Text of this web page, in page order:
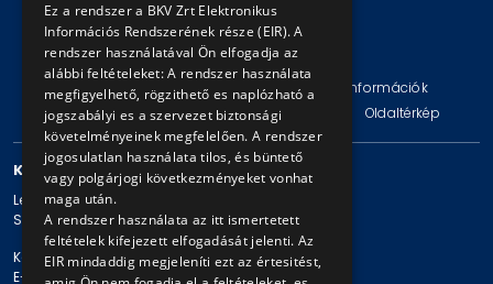
© Copyright 2026 BKV Zrt.
Impresszum Jogi nyilatkozat Technikai információk
Adatvédelmi politika és tájékoztatások
Oldaltérkép
KAPCSOLAT
Levelezési cím: 1980 Budapest, Pf. 11.
Székhely: 1980 Budapest, Akácfa u. 15.
Központi telefonszám: + 36 1 461-65-00
E-mail cím: bkv@bkv.hu
Ez a rendszer a BKV Zrt Elektronikus
Információs Rendszerének része (EIR). A
rendszer használatával Ön elfogadja az
alábbi feltételeket: A rendszer használata
megfigyelhető, rögzithető es naplózható a
jogszabályi es a szervezet biztonsági
követelményeinek megfelelően. A rendszer
jogosulatlan használata tilos, és büntető
vagy polgárjogi következményeket vonhat
maga után.
A rendszer használata az itt ismertetett
feltételek kifejezett elfogadását jelenti. Az
EIR mindaddig megjeleníti ezt az értesitést,